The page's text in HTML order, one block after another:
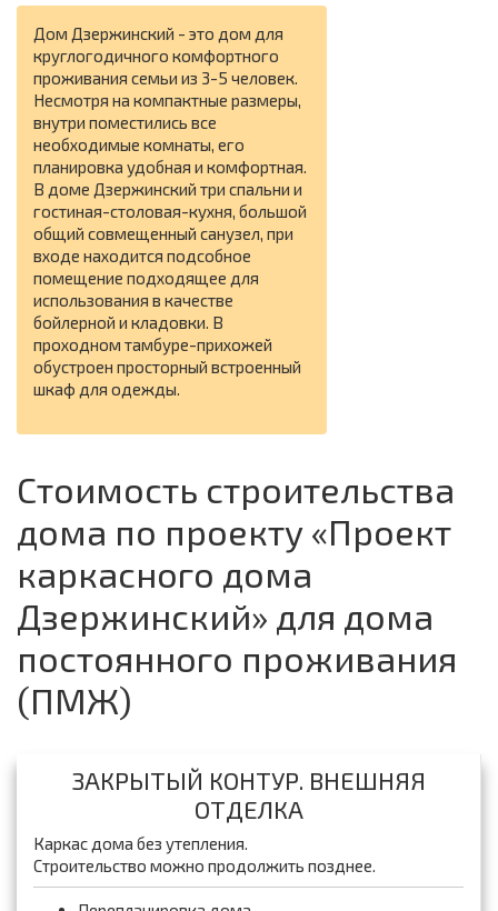
Дом Дзержинский - это дом для
круглогодичного комфортного
проживания семьи из 3-5 человек.
Несмотря на компактные размеры,
внутри поместились все
необходимые комнаты, его
планировка удобная и комфортная.
В доме Дзержинский три спальни и
гостиная-столовая-кухня, большой
общий совмещенный санузел, при
входе находится подсобное
помещение подходящее для
использования в качестве
бойлерной и кладовки. В
проходном тамбуре-прихожей
обустроен просторный встроенный
шкаф для одежды.
Стоимость строительства
дома по проекту «Проект
каркасного дома
Дзержинский» для дома
постоянного проживания
(ПМЖ)
ЗАКРЫТЫЙ КОНТУР. ВНЕШНЯЯ
ОТДЕЛКА
Каркас дома без утепления.
Строительство можно продолжить позднее.